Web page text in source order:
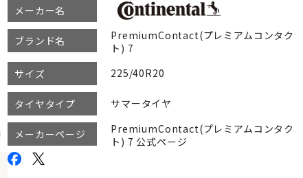
メーカー名
ブランド名
PremiumContact(プレミアムコンタク
ト) 7
サイズ
225/40R20
タイヤタイプ サマータイヤ
メーカーページ
PremiumContact(プレミアムコンタク
ト) 7 公式ページ